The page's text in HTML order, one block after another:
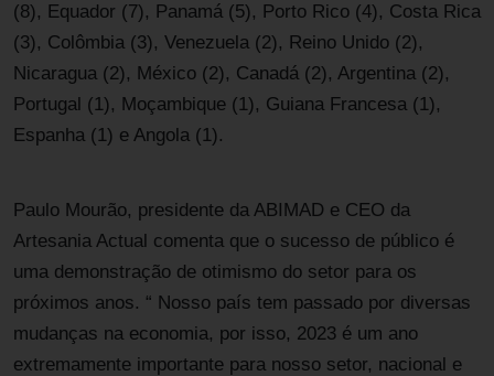
(8), Equador (7), Panamá (5), Porto Rico (4), Costa Rica
(3), Colômbia (3), Venezuela (2), Reino Unido (2),
Nicaragua (2), México (2), Canadá (2), Argentina (2),
Portugal (1), Moçambique (1), Guiana Francesa (1),
Espanha (1) e Angola (1).
Paulo Mourão, presidente da ABIMAD e CEO da
Artesania Actual comenta que o sucesso de público é
uma demonstração de otimismo do setor para os
próximos anos. “ Nosso país tem passado por diversas
mudanças na economia, por isso, 2023 é um ano
extremamente importante para nosso setor, nacional e